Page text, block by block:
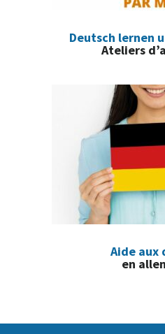
Deutsch lernen
Ateliers
Aide aux
en